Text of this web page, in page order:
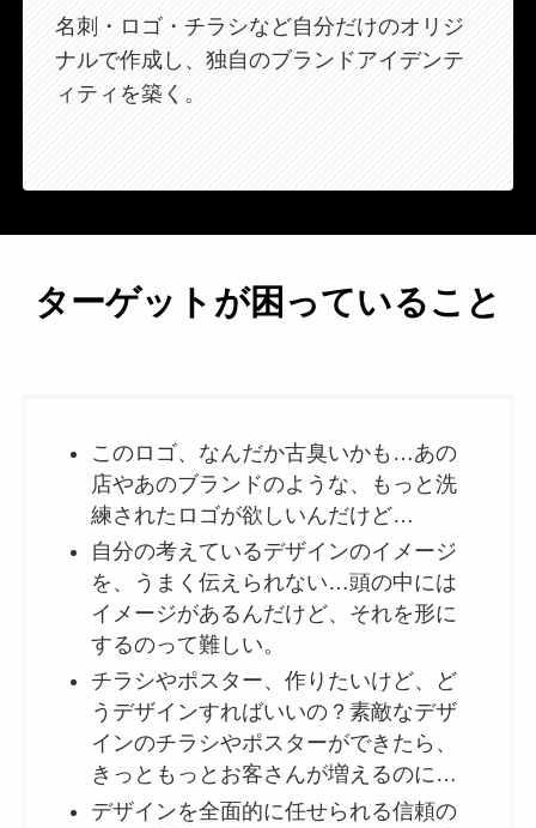
名刺・ロゴ・チラシなど自分だけのオリジ
ナルで作成し、独自のブランドアイデンテ
ィティを築く。
ターゲットが困っていること
このロゴ、なんだか古臭いかも…あの
店やあのブランドのような、もっと洗
練されたロゴが欲しいんだけど…
自分の考えているデザインのイメージ
を、うまく伝えられない…頭の中には
イメージがあるんだけど、それを形に
するのって難しい。
チラシやポスター、作りたいけど、ど
うデザインすればいいの？素敵なデザ
インのチラシやポスターができたら、
きっともっとお客さんが増えるのに…
デザインを全面的に任せられる信頼の